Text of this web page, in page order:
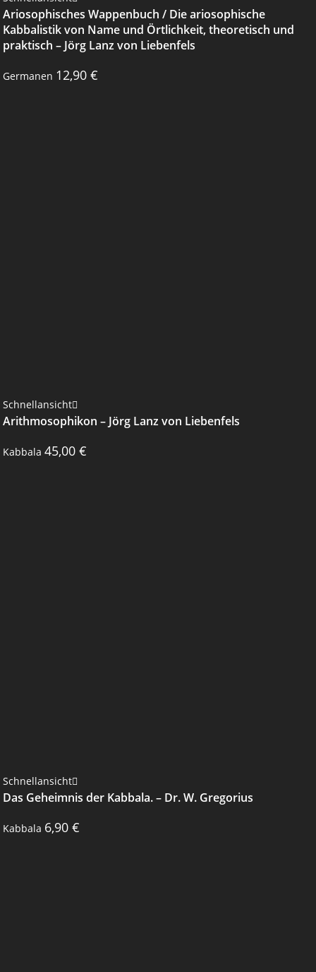
Ariosophisches Wappenbuch / Die ariosophische
Kabbalistik von Name und Örtlichkeit, theoretisch und
praktisch – Jörg Lanz von Liebenfels
Germanen 12,90 €
Schnellansicht
Arithmosophikon – Jörg Lanz von Liebenfels
Kabbala 45,00 €
Schnellansicht
Das Geheimnis der Kabbala. – Dr. W. Gregorius
Kabbala 6,90 €